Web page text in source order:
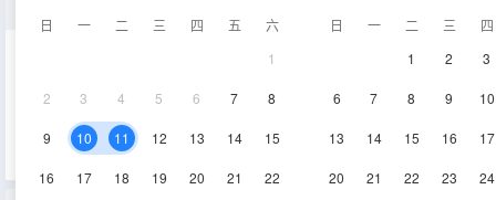
日 一 二 三 四 五
六
1
2 3 4 5 6 7 8
9 10 11 12 13 14 15
16 17 18 19 20 21 22
日 一 二 三
四
1
2 3
6 7 8 9 10
13 14 15 16 17
20 21 22 23 24